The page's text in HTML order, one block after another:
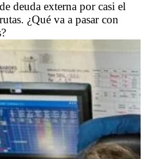
deuda externa por casi el
¿Qué va a pasar con